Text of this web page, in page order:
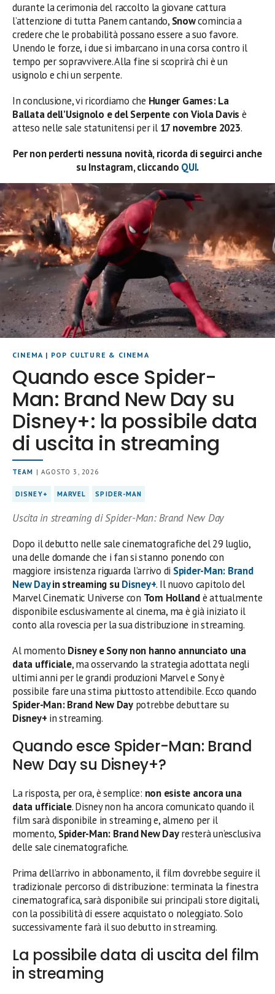
durante la cerimonia del raccolto la giovane cattura
l’attenzione di tutta Panem cantando, Snowcomincia a
credere che le probabilità possano essere a suo favore.
Unendo le forze, i due si imbarcano in una corsa contro il
tempo per sopravvivere. Alla fine si scoprirà chi è un
usignolo e chi un serpente.
In conclusione, vi ricordiamo che Hunger Games: La
Ballata dell’Usignolo e del Serpente con Viola Davis è
atteso nelle sale statunitensi per il 17 novembre 2023.
Per non perderti nessuna novità, ricorda di seguirci anche
su Instagram, cliccando QUI.
CINEMA | POP CULTURE & CINEMA
Quando esce Spider-
Man: Brand New Day su
Disney+: la possibile data
di uscita in streaming
TEAM | AGOSTO 3, 2026
DISNEY+ MARVEL SPIDER-MAN
Uscita in streaming di Spider-Man: Brand New Day
Dopo il debutto nelle sale cinematografiche del 29 luglio,
una delle domande che i fan si stanno ponendo con
maggiore insistenza riguarda l’arrivo di Spider-Man: Brand
New Dayin streaming suDisney+. Il nuovo capitolo del
Marvel Cinematic Universe con Tom Hollandè attualmente
disponibile esclusivamente al cinema, ma è già iniziato il
conto alla rovescia per la sua distribuzione in streaming.
Al momento Disney e Sony non hanno annunciato una
data ufficiale, ma osservando la strategia adottata negli
ultimi anni per le grandi produzioni Marvel e Sony è
possibile fare una stima piuttosto attendibile. Ecco quando
Spider-Man: Brand New Daypotrebbe debuttare su
Disney+ in streaming.
Quando esce Spider-Man: Brand
New Day su Disney+?
La risposta, per ora, è semplice: non esiste ancora una
data ufficiale. Disney non ha ancora comunicato quando il
film sarà disponibile in streaming e, almeno per il
momento, Spider-Man: Brand New Dayresterà un’esclusiva
delle sale cinematografiche.
Prima dell’arrivo in abbonamento, il film dovrebbe seguire il
tradizionale percorso di distribuzione: terminata la finestra
cinematografica, sarà disponibile sui principali store digitali,
con la possibilità di essere acquistato o noleggiato. Solo
successivamente farà il suo debutto in streaming.
La possibile data di uscita del film
in streaming